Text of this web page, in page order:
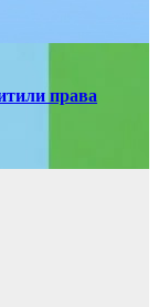
права